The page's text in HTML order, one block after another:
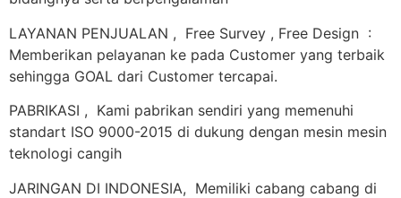
LAYANAN PENJUALAN , Free Survey , Free Design :
Memberikan pelayanan ke pada Customer yang terbaik
sehingga GOAL dari Customer tercapai.
PABRIKASI , Kami pabrikan sendiri yang memenuhi
standart ISO 9000-2015 di dukung dengan mesin mesin
teknologi cangih
JARINGAN DI INDONESIA, Memiliki cabang cabang di